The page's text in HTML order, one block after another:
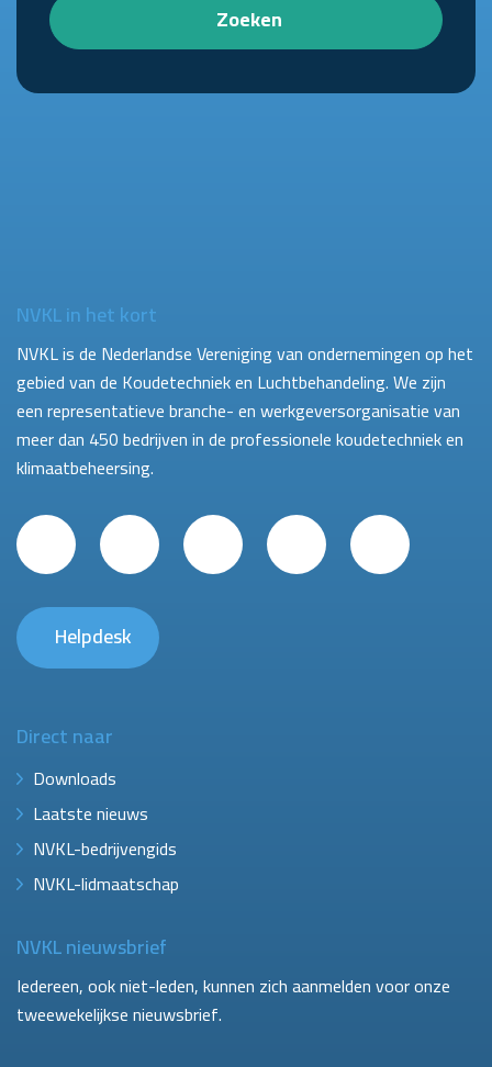
Zoeken
NVKL in het kort
NVKL is de Nederlandse Vereniging van ondernemingen op het
gebied van de Koudetechniek en Luchtbehandeling. We zijn
een representatieve branche- en werkgeversorganisatie van
meer dan 450 bedrijven in de professionele koudetechniek en
klimaatbeheersing.
Helpdesk
Direct naar
Downloads
Laatste nieuws
NVKL-bedrijvengids
NVKL-lidmaatschap
NVKL nieuwsbrief
Iedereen, ook niet-leden, kunnen zich aanmelden voor onze
tweewekelijkse nieuwsbrief.